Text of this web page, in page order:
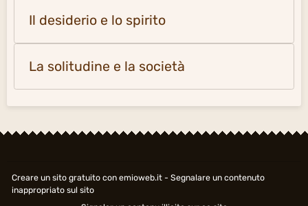
La verità e la menzogna